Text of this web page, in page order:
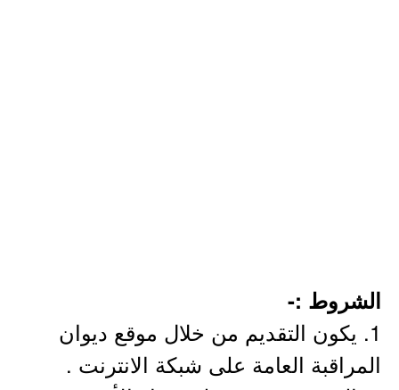
الشروط :-
1. يكون التقديم من خلال موقع ديوان
المراقبة العامة على شبكة الانترنت .